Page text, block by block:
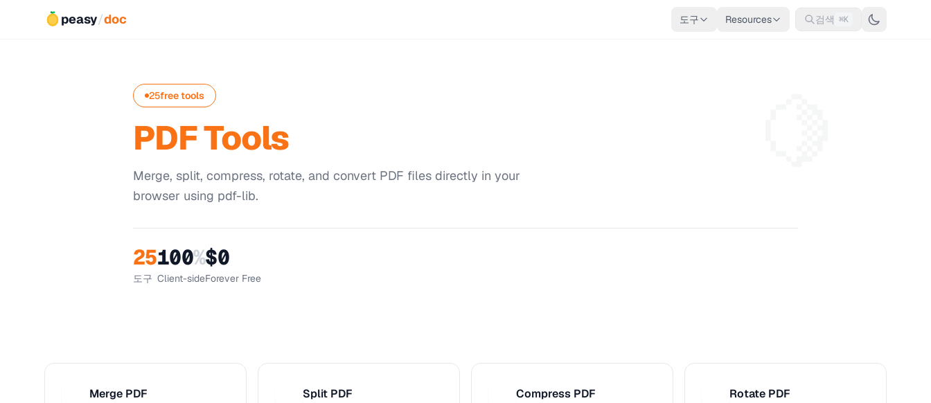
peasy/doc 도구 Resources 검색 ⌘K
25free tools
PDF Tools
Merge, split, compress, rotate, and convert PDF files directly in your
browser using pdf-lib.
25
도구
100%
Client-side
$0
Forever Free
Merge PDF Split PDF Compress PDF Rotate PDF